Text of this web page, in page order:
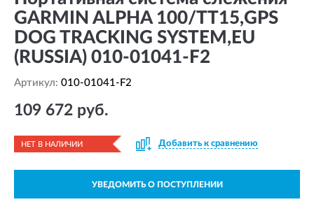
GARMIN ALPHA 100/TT15,GPS
DOG TRACKING SYSTEM,EU
(RUSSIA) 010-01041-F2
Артикул: 010-01041-F2
109 672 руб.
НЕТ В НАЛИЧИИ Добавить к сравнению
УВЕДОМИТЬ О ПОСТУПЛЕНИИ